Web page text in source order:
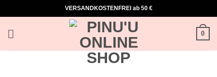
Inhalt
springen
VERSANDKOSTENFREI ab 50 €
0